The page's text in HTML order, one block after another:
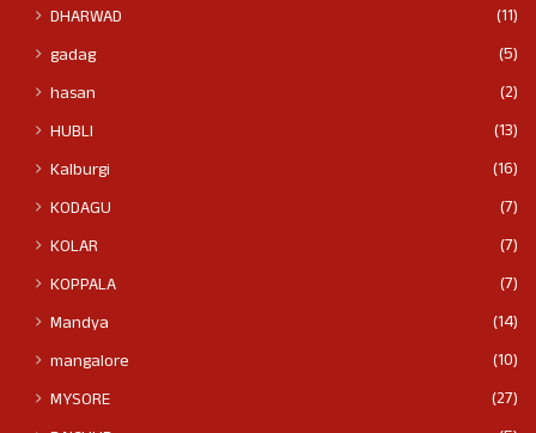
DHARWAD
(11)
gadag
(5)
hasan
(2)
HUBLI
(13)
Kalburgi
(16)
KODAGU
(7)
KOLAR
(7)
KOPPALA
(7)
Mandya
(14)
mangalore
(10)
MYSORE
(27)